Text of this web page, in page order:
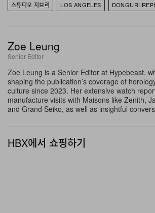
스튜디오 지브리 LOS ANGELES DONGURI
Zoe Leung
Senior Editor
Zoe Leung is a Senior Editor at Hypebeast,
shaping the publication’s coverage of
culture since 2023. Her extensive watch
manufacture visits with Maisons like Zenith,
and Grand Seiko, as well as insightful
HBX에서 쇼핑하기